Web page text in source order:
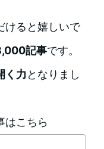
けると嬉しいで
記事です。
く力 となりまし
はこちら